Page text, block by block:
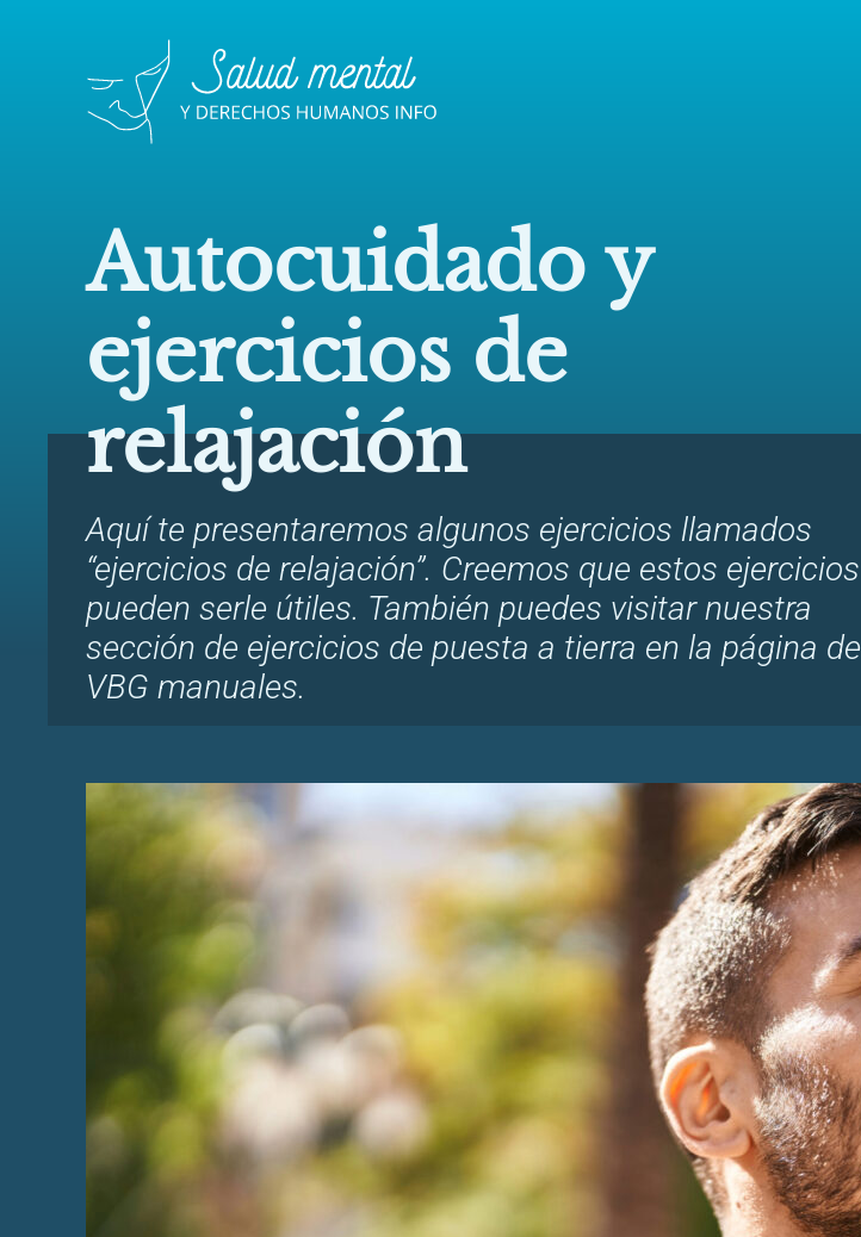
Autocuidado y
ejercicios de
relajación
Aquí te presentaremos algunos ejercicios llamados
“ejercicios de relajación”. Creemos que estos ejercicios
pueden serle útiles. También puedes visitar nuestra
sección de ejercicios de puesta a tierra en la página de
VBG manuales.